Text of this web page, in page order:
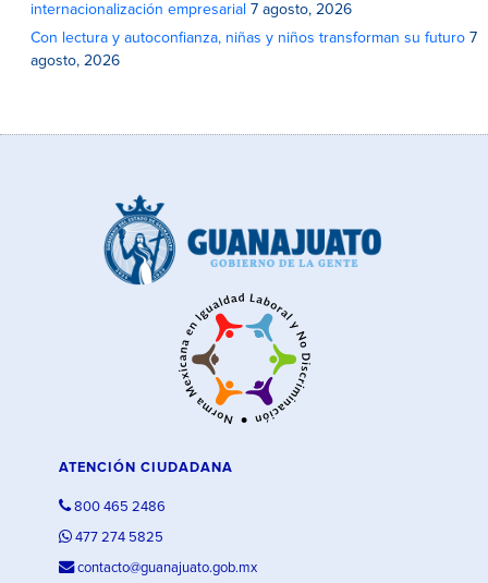
internacionalización empresarial 7 agosto, 2026
Con lectura y autoconfianza, niñas y niños transforman su futuro 7
agosto, 2026
ATENCIÓN CIUDADANA
800 465 2486
477 274 5825
contacto@guanajuato.gob.mx